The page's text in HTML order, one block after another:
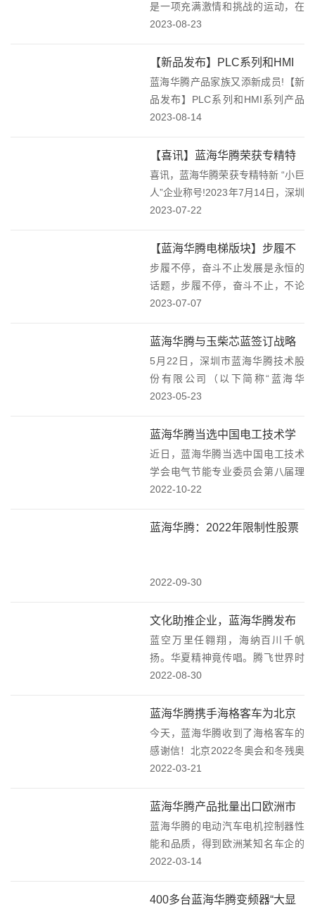
是一项充满激情和挑战的运动，在
赛场中，选手们一次次的挥动着球
又迅速回到自己的位置准备下一次
攻击，激烈角逐，挥汗如雨，在加
油助威声中，高球...
2023-08-23
【新品发布】PLC系列和HMI
系列产品上市！
蓝海华腾产品家族又添新成员!【新
品发布】PLC系列和HMI系列产品
上市！PLC和HMI系列产品集合本
品，此次产品族更新，寓意着蓝海
华腾从单一驱动器产品，在向着变
频器、P...
2023-08-14
【喜讯】蓝海华腾荣获专精特
新 “小巨人”企业称号！
喜讯，蓝海华腾荣获专精特新 “小巨
人”企业称号!2023年7月14日，深圳
市中小企业服务局通知公告，工业
特新“小巨人”企业培育和第二批专
精特新“小巨人”企业复核工作，已
完...
2023-07-22
【蓝海华腾电梯版块】步履不
停，奋斗不止，不断创新，开
创未来！
步履不停，奋斗不止发展是永恒的
话题，步履不停，奋斗不止，不论
是个人的成长，企业的发展，社会
不断创新，开创未来2018年5月8
日-11日，这一年，第十三届中国国
际电梯展览会...
2023-07-07
蓝海华腾与玉柴芯蓝签订战略
合作协议
5月22日，深圳市蓝海华腾技术股
份有限公司（以下简称“蓝海华
腾”）与玉柴芯蓝新能源动力科技有
广西南宁签订战略合作协议，双方
将积极发挥自身优势，在新能源商
用车动力电机、电...
2023-05-23
蓝海华腾当选中国电工技术学
会电气节能专业委员会第八届
理事会“理事长单位”!
近日，蓝海华腾当选中国电工技术
学会电气节能专业委员会第八届理
事会“理事长单位”!蓝海华腾当选中
会第八届理事会“理事长单位”!“全国
2022-10-22
蓝海华腾：2022年限制性股票
2022-09-30
文化助推企业，蓝海华腾发布
全新企业愿景
蓝空万里任翱翔，海纳百川千帆
扬。华夏精神竟传唱。腾飞世界时
正当。“以文化促进和提升企业管
发布会在深圳隆重召开。董事长、
总经理邱文渊先生为员工全面诠释
新版的蓝海华腾愿...
2022-08-30
蓝海华腾携手海格客车为北京
2022冬奥会和冬残奥会交通保
驾护航！
今天，蓝海华腾收到了海格客车的
感谢信！北京2022冬奥会和冬残奥
会是我国重要历史节点表的标志性
促进国家发展、助推对外开放、推
动构建人类命运共同体的重要舞
台，是向世界传播奥...
2022-03-21
蓝海华腾产品批量出口欧洲市
场！
蓝海华腾的电动汽车电机控制器性
能和品质，得到欧洲某知名车企的
认可，并批量供应！又一批蓝海华
发往欧洲市场。作为新能源汽车重
2022-03-14
400多台蓝海华腾变频器“大显